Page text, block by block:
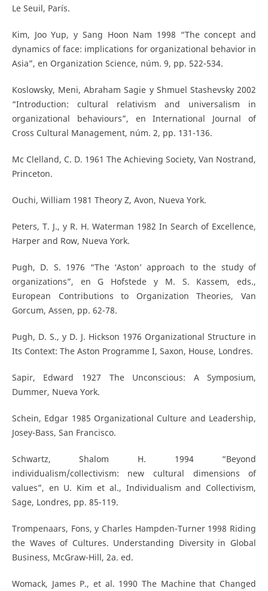
Le Seuil, París.
Kim, Joo Yup, y Sang Hoon Nam 1998 “The concept and
dynamics of face: implications for organizational behavior in
Asia”, en Organization Science, núm. 9, pp. 522-534.
Koslowsky, Meni, Abraham Sagie y Shmuel Stashevsky 2002
“Introduction: cultural relativism and universalism in
organizational behaviours”, en International Journal of
Cross Cultural Management, núm. 2, pp. 131-136.
Mc Clelland, C. D. 1961 The Achieving Society, Van Nostrand,
Princeton.
Ouchi, William 1981 Theory Z, Avon, Nueva York.
Peters, T. J., y R. H. Waterman 1982 In Search of Excellence,
Harper and Row, Nueva York.
Pugh, D. S. 1976 “The ‘Aston’ approach to the study of
organizations”, en G Hofstede y M. S. Kassem, eds.,
European Contributions to Organization Theories, Van
Gorcum, Assen, pp. 62-78.
Pugh, D. S., y D. J. Hickson 1976 Organizational Structure in
Its Context: The Aston Programme I, Saxon, House, Londres.
Sapir, Edward 1927 The Unconscious: A Symposium,
Dummer, Nueva York.
Schein, Edgar 1985 Organizational Culture and Leadership,
Josey-Bass, San Francisco.
Schwartz, Shalom H. 1994 “Beyond
individualism/collectivism: new cultural dimensions of
values”, en U. Kim et al., Individualism and Collectivism,
Sage, Londres, pp. 85-119.
Trompenaars, Fons, y Charles Hampden-Turner 1998 Riding
the Waves of Cultures. Understanding Diversity in Global
Business, McGraw-Hill, 2a. ed.
Womack, James P., et al. 1990 The Machine that Changed